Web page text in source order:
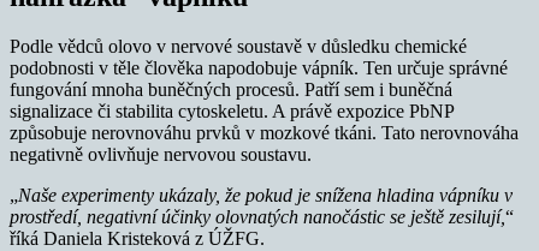
Podle vědců olovo v nervové soustavě v důsledku chemické
podobnosti v těle člověka napodobuje vápník. Ten určuje správné
fungování mnoha buněčných procesů. Patří sem i buněčná
signalizace či stabilita cytoskeletu. A právě expozice PbNP
způsobuje nerovnováhu prvků v mozkové tkáni. Tato nerovnováha
negativně ovlivňuje nervovou soustavu.
„Naše experimenty ukázaly, že pokud je snížena hladina vápníku v
prostředí, negativní účinky olovnatých nanočástic se ještě zesilují,“
říká Daniela Kristeková z ÚŽFG.